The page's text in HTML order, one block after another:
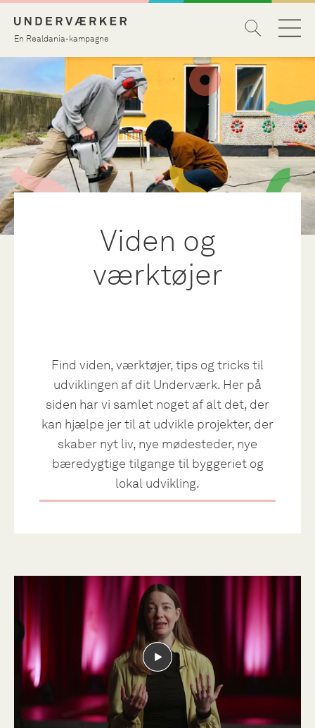
En Realdania-kampagne
Viden og
værktøjer
Find viden, værktøjer, tips og tricks til
udviklingen af dit Underværk. Her på
siden har vi samlet noget af alt det, der
kan hjælpe jer til at udvikle projekter, der
skaber nyt liv, nye mødesteder, nye
bæredygtige tilgange til byggeriet og
lokal udvikling.